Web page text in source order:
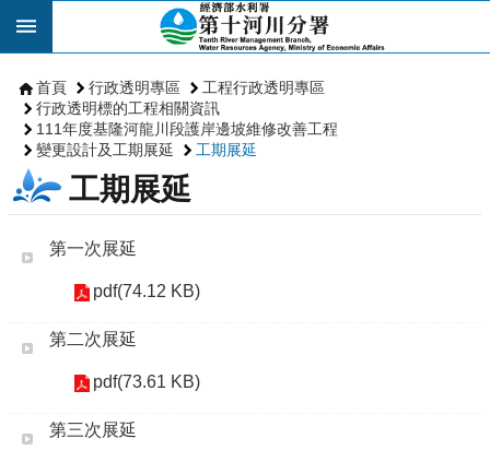
跳到主要內容區塊
首頁 行政透明專區
工程行政透明專區
行政透明標的工程相關資訊
111年度基隆河龍川段護岸邊坡維修改善工程
變更設計及工期展延
工期展延
工期展延
第一次展延
pdf(74.12 KB)
第二次展延
pdf(73.61 KB)
第三次展延